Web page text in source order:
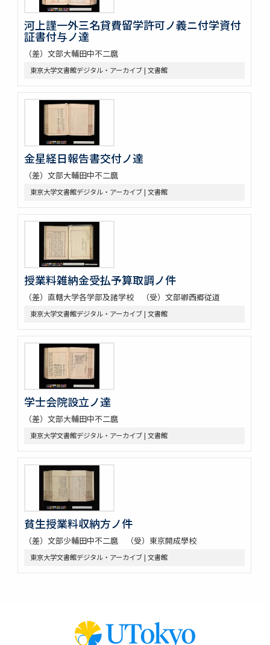
河上謹一外三名貸費留学許可ノ義ニ付学資付
証書付与ノ達
（差）文部大輔田中不二麿
東京大学文書館デジタル・アーカイブ | 文書館
金星経日報告書交付ノ達
（差）文部大輔田中不二麿
東京大学文書館デジタル・アーカイブ | 文書館
授業料雑納金受払予算取調ノ件
（差）直轄大学各学部及諸学校 （受）文部卿西郷従道
東京大学文書館デジタル・アーカイブ | 文書館
学士会院設立ノ達
（差）文部大輔田中不二麿
東京大学文書館デジタル・アーカイブ | 文書館
貧生授業料収納方ノ件
（差）文部少輔田中不二麿 （受）東京開成學校
東京大学文書館デジタル・アーカイブ | 文書館